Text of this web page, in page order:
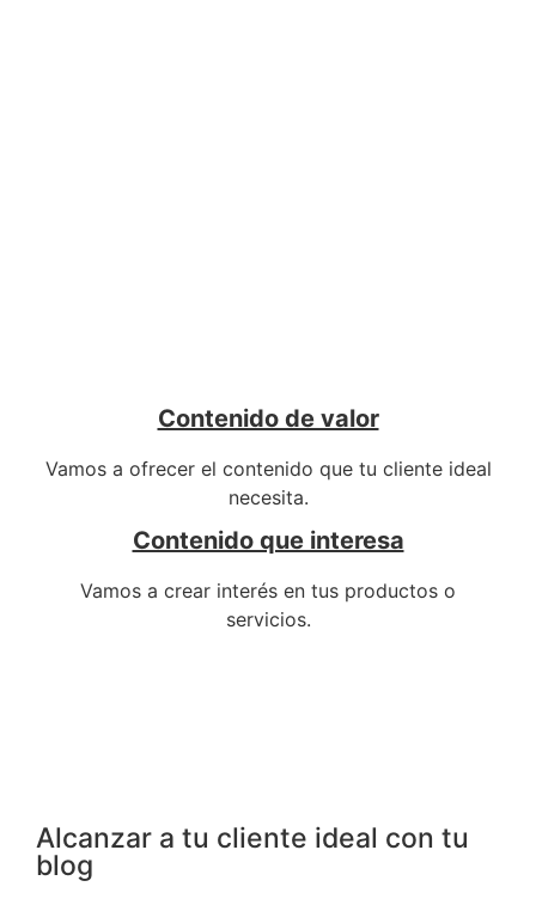
Contenido de valor
Vamos a ofrecer el contenido que tu cliente ideal
necesita.
Contenido que interesa
Vamos a crear interés en tus productos o
servicios.
Alcanzar a tu cliente ideal con tu
blog